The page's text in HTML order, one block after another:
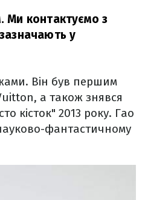
Ми контактуємо з
у
Він був першим
а також знявся
кісток" 2013 року. Гао
фантастичному